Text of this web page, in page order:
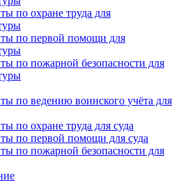
по охране труда для
по первой помощи для
по пожарной безопасности для
по ведению воинского учёта для
по охране труда для суда
по первой помощи для суда
по пожарной безопасности для